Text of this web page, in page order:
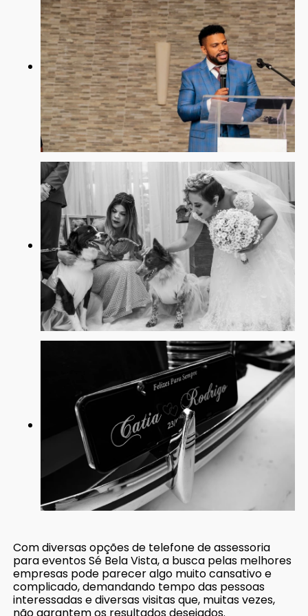
Com diversas opções de telefone de assessoria
para eventos Sé Bela Vista, a busca pelas melhores
empresas pode parecer algo muito cansativo e
complicado, demandando tempo das pessoas
interessadas e diversas visitas que, muitas vezes,
não garantem os resultados desejados.